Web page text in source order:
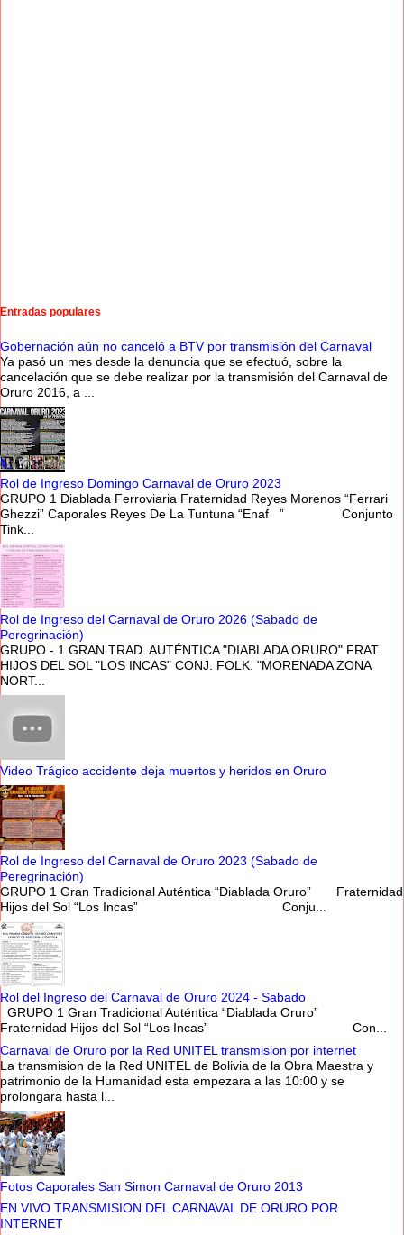
Entradas populares
Gobernación aún no canceló a BTV por transmisión del Carnaval
Ya pasó un mes desde la denuncia que se efectuó, sobre la
cancelación que se debe realizar por la transmisión del Carnaval de
Oruro 2016, a ...
Rol de Ingreso Domingo Carnaval de Oruro 2023
GRUPO 1 Diablada Ferroviaria Fraternidad Reyes Morenos “Ferrari
Ghezzi” Caporales Reyes De La Tuntuna “Enaf ” Conjunto
Tink...
Rol de Ingreso del Carnaval de Oruro 2026 (Sabado de
Peregrinación)
GRUPO - 1 GRAN TRAD. AUTÉNTICA "DIABLADA ORURO" FRAT.
HIJOS DEL SOL "LOS INCAS" CONJ. FOLK. "MORENADA ZONA
NORT...
Video Trágico accidente deja muertos y heridos en Oruro
Rol de Ingreso del Carnaval de Oruro 2023 (Sabado de
Peregrinación)
GRUPO 1 Gran Tradicional Auténtica “Diablada Oruro” Fraternidad
Hijos del Sol “Los Incas” Conju...
Rol del Ingreso del Carnaval de Oruro 2024 - Sabado
GRUPO 1 Gran Tradicional Auténtica “Diablada Oruro”
Fraternidad Hijos del Sol “Los Incas” Con...
Carnaval de Oruro por la Red UNITEL transmision por internet
La transmision de la Red UNITEL de Bolivia de la Obra Maestra y
patrimonio de la Humanidad esta empezara a las 10:00 y se
prolongara hasta l...
Fotos Caporales San Simon Carnaval de Oruro 2013
EN VIVO TRANSMISION DEL CARNAVAL DE ORURO POR
INTERNET